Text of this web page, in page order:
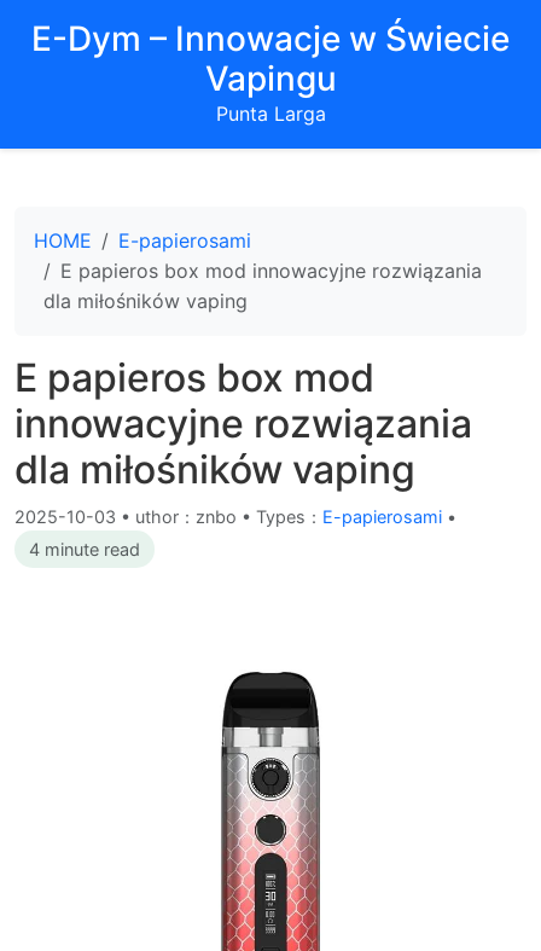
E-Dym – Innowacje w Świecie
Vapingu
Punta Larga
HOME
E-papierosami
E papieros box mod innowacyjne rozwiązania
dla miłośników vaping
E papieros box mod
innowacyjne rozwiązania
dla miłośników vaping
2025-10-03 • uthor：znbo • Types： E-papierosami •
4 minute read